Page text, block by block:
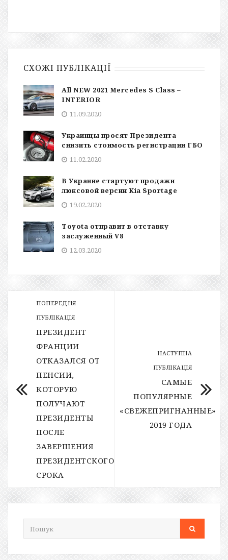
СХОЖІ ПУБЛІКАЦІЇ
All NEW 2021 Mercedes S Class –
INTERIOR
11.09.2020
Украинцы просят Президента
снизить стоимость регистрации ГБО
11.02.2020
В Украине стартуют продажи
люксовой версии Kia Sportage
19.02.2020
Toyota отправит в отставку
заслуженный V8
12.03.2020
ПОПЕРЕДНЯ
ПУБЛІКАЦІЯ
ПРЕЗИДЕНТ
ФРАНЦИИ
ОТКАЗАЛСЯ ОТ
ПЕНСИИ,
КОТОРУЮ
ПОЛУЧАЮТ
ПРЕЗИДЕНТЫ
ПОСЛЕ
ЗАВЕРШЕНИЯ
ПРЕЗИДЕНТСКОГО
СРОКА
НАСТУПНА
ПУБЛІКАЦІЯ
САМЫЕ
ПОПУЛЯРНЫЕ
«СВЕЖЕПРИГНАННЫЕ»
2019 ГОДА